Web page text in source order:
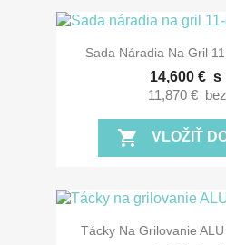
Sada Náradia Na Gril
14,600 € s
11,870 €
shopping_cart VLOŽIŤ
Tácky Na Grilovanie